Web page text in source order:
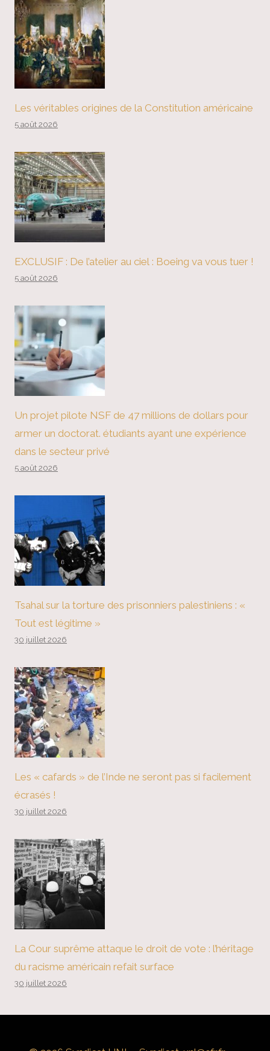
Les véritables origines de la Constitution américaine
5 août 2026
EXCLUSIF : De l’atelier au ciel : Boeing va vous tuer !
5 août 2026
Un projet pilote NSF de 47 millions de dollars pour
armer un doctorat. étudiants ayant une expérience
dans le secteur privé
5 août 2026
Tsahal sur la torture des prisonniers palestiniens : «
Tout est légitime »
30 juillet 2026
Les « cafards » de l’Inde ne seront pas si facilement
écrasés !
30 juillet 2026
La Cour suprême attaque le droit de vote : l’héritage
du racisme américain refait surface
30 juillet 2026